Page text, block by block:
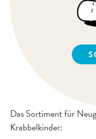
Das Sortiment für
Krabbelkinder: